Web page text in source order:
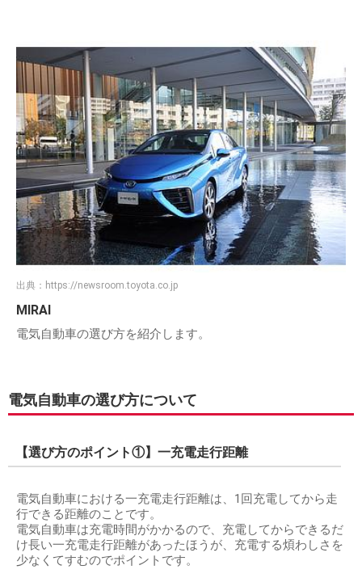
出典： https://newsroom.toyota.co.jp
MIRAI
電気自動車の選び方を紹介します。
電気自動車の選び方について
【選び方のポイント①】一充電走行距離
電気自動車における一充電走行距離は、1回充電してから走
行できる距離のことです。
電気自動車は充電時間がかかるので、充電してからできるだ
け長い一充電走行距離があったほうが、充電する煩わしさを
少なくてすむのでポイントです。